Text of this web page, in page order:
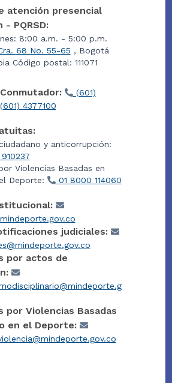
atención presencial
- PQRSD:
8:00 a.m. - 5:00 p.m.
68 No. 55-65 , Bogotá
Código postal: 111071
(601)
4377100
y anticorrupción:
Violencias Basadas en
Deporte:
01 8000 114060
judiciales:
por actos de
por Violencias Basadas
en el Deporte: